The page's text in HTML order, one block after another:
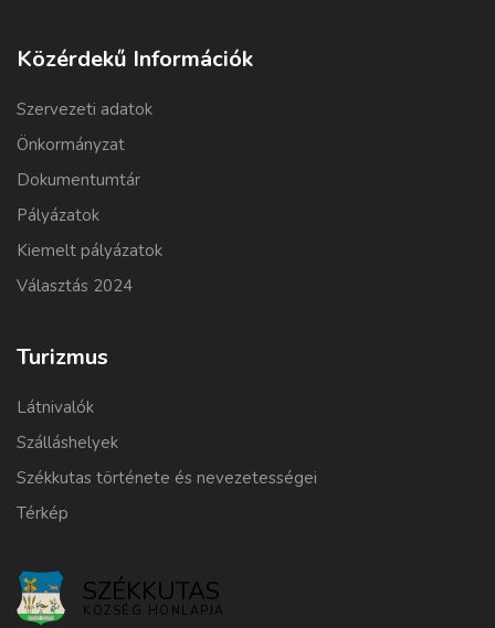
Közérdekű Információk
Szervezeti adatok
Önkormányzat
Dokumentumtár
Pályázatok
Kiemelt pályázatok
Választás 2024
Turizmus
Látnivalók
Szálláshelyek
Székkutas története és nevezetességei
Térkép
SZÉKKUTAS
KÖZSÉG HONLAPJA